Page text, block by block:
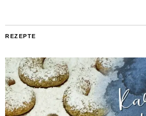
REZEPTE